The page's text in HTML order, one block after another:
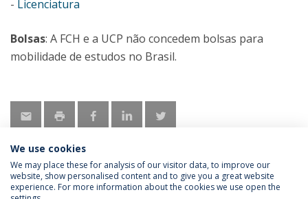
- Licenciatura
Bolsas: A FCH e a UCP não concedem bolsas para
mobilidade de estudos no Brasil.
Política de Privacidade Termos & Condições
We use cookies
We may place these for analysis of our visitor data, to improve our
website, show personalised content and to give you a great website
experience. For more information about the cookies we use open the